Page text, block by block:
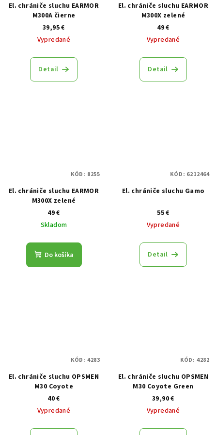
El. chrániče sluchu EARMOR
M300A čierne
39,95 €
Vypredané
Detail
El. chrániče sluchu EARMOR
M300X zelené
49 €
Vypredané
Detail
El. chrániče sluchu EARMOR
M300X zelené
49 €
Skladom
Do košíka
KÓD: 8255
El. chrániče sluchu Gamo
55 €
Vypredané
Detail
KÓD: 6212464
El. chrániče sluchu OPSMEN
M30 Coyote
40 €
Vypredané
KÓD: 4283
El. chrániče sluchu OPSMEN
M30 Coyote Green
39,90 €
Vypredané
KÓD: 4282